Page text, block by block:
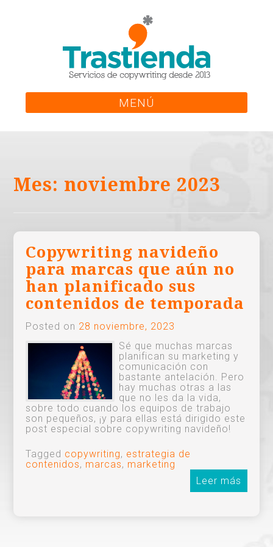
MENÚ
Mes: noviembre 2023
Copywriting navideño
para marcas que aún no
han planificado sus
contenidos de temporada
Posted on 28 noviembre, 2023
Sé que muchas marcas
planifican su marketing y
comunicación con
bastante antelación. Pero
hay muchas otras a las
que no les da la vida,
sobre todo cuando los equipos de trabajo
son pequeños, ¡y para ellas está dirigido este
post especial sobre copywriting navideño!
Tagged copywriting, estrategia de
contenidos, marcas, marketing
Leer más